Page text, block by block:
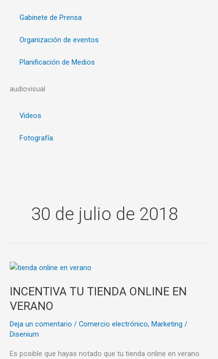
Gabinete de Prensa
Organización de eventos
Planificación de Medios
audiovisual
Videos
Fotografía
30 de julio de 2018
INCENTIVA TU TIENDA ONLINE EN
VERANO
Deja un comentario / Comercio electrónico, Marketing /
Disenium
Es posible que hayas notado que tu tienda online en verano
INCENTIVA
TIENDA
ONLINE
VERANO